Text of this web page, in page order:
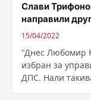
Слави
направили
15/04/2022
"Днес Любомир
избран за
ДПС. Нали